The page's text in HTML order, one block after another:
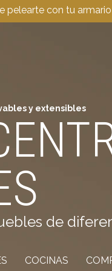
pelearte con tu
y extensibles
de
COCINAS